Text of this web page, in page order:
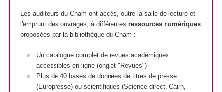
Les auditeurs du Cnam ont accès, outre la salle de lecture et
l'emprunt des ouvrages, à différentes ressources numériques
proposées par la bibliothèque du Cnam :
Un catalogue complet de revues académiques
accessibles en ligne (onglet "Revues")
Plus de 40 bases de données de titres de presse
(Europresse) ou scientifiques (Science direct, Cairn,